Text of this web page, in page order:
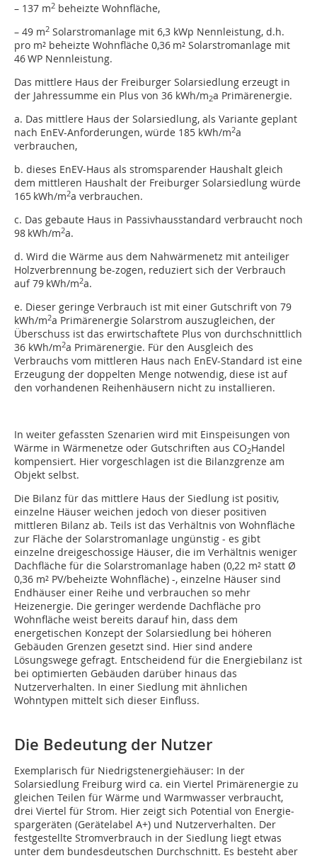
– 137 m2 beheizte Wohnfläche,
– 49 m2 Solarstromanlage mit 6,3 kWp Nenn­leistung, d.h.
pro m² beheizte Wohnfläche 0,36 m² Solarstromanlage mit
46 WP Nenn­leistung.
Das mittlere Haus der Freiburger Solarsiedlung erzeugt in
der Jahressumme ein Plus von 36 kWh/m2a Primärenergie.
a. Das mittlere Haus der Solarsiedlung, als Variante geplant
nach EnEV-Anforderun­gen, würde 185 kWh/m2a
verbrauchen,
b. dieses EnEV-Haus als stromsparender Haushalt gleich
dem mittleren Haushalt der Freiburger Solarsiedlung würde
165 kWh/m2a verbrauchen.
c. Das gebaute Haus in Passivhausstandard verbraucht noch
98 kWh/m2a.
d. Wird die Wärme aus dem Nahwärmenetz mit anteiliger
Holzverbrennung be-zogen, reduziert sich der Verbrauch
auf 79 kWh/m2a.
e. Dieser geringe Verbrauch ist mit einer Gutschrift von 79
kWh/m2a Primärenergie Solarstrom auszugleichen, der
Überschuss ist das erwirtschaftete Plus von durchschnittlich
36 kWh/m2a Primärenergie. Für den Ausgleich des
Verbrauchs vom mittleren Haus nach EnEV-Standard ist eine
Erzeugung der doppelten Menge notwendig, diese ist auf
den vorhandenen Reihenhäusern nicht zu installieren.
In weiter gefassten Szenarien wird mit Einspeisungen von
Wärme in Wärmenetze oder Gutschriften aus CO2Handel
kompensiert. Hier vorgeschlagen ist die Bilanzgrenze am
Objekt selbst.
Die Bilanz für das mittlere Haus der Siedlung ist positiv,
einzelne Häuser weichen jedoch von dieser positiven
mittleren Bilanz ab. Teils ist das Verhältnis von Wohnfläche
zur Fläche der Solarstromanlage ungünstig - es gibt
einzelne dreigeschossige Häuser, die im Verhältnis weniger
Dachfläche für die Solarstromanlage haben (0,22 m² statt Ø
0,36 m² PV/beheizte Wohnfläche) -, einzelne Häuser sind
Endhäuser einer Reihe und verbrauchen so mehr
Heizenergie. Die geringer werdende Dachfläche pro
Wohnfläche weist bereits da­rauf hin, dass dem
energetischen Konzept der Solarsiedlung bei höheren
Gebäuden Grenzen gesetzt sind. Hier sind andere
Lösungswege gefragt. Entscheidend für die Energiebilanz ist
bei optimierten Gebäuden darüber hinaus das
Nutzerverhalten. In einer Siedlung mit ähnlichen
Wohntypen mittelt sich dieser Einfluss.
Die Bedeutung der Nutzer
Exemplarisch für Niedrigstenergiehäuser: In der
Solarsiedlung Freiburg wird ca. ein Viertel Primärenergie zu
gleichen Teilen für Wärme und Warmwasser verbraucht,
drei Viertel für Strom. Hier zeigt sich Potential von Energie­
spargeräten (Gerätelabel A+) und Nutzerverhalten. Der
festgestellte Stromverbrauch in der Siedlung liegt etwas
unter dem bundesdeutschen Durchschnitt. Es besteht aber